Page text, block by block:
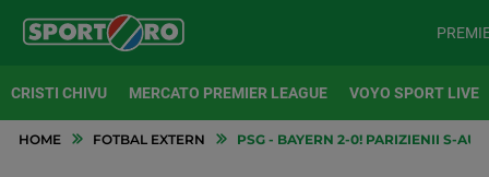
CRISTI CHIVU MERCATO PREMIER LEAGUE VOYO SPORT LIVE
HOME FOTBAL EXTERN PSG - BAYERN 2-0! PARIZIENII S-AU